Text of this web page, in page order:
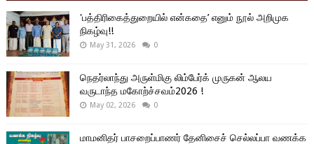
'பத்திரிகைத்துறையில் என்கதை’ எனும் நூல் அறிமுக
நிகழ்வு!!
May 31, 2026 0
நெதர்லாந்து அருள்மிகு லிம்பேர்க் முருகன் ஆலய
வருடாந்த மகோற்ச்சவம்2026 !
May 02, 2026 0
மாமனிதர் பாசறைப்பாணர் தேனிசைச் செல்லப்பா வணக்க